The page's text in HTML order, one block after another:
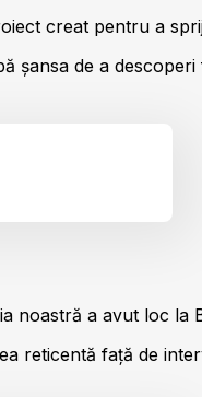
creat pentru a
șansa de a
noastră a avut loc la
reticentă față de